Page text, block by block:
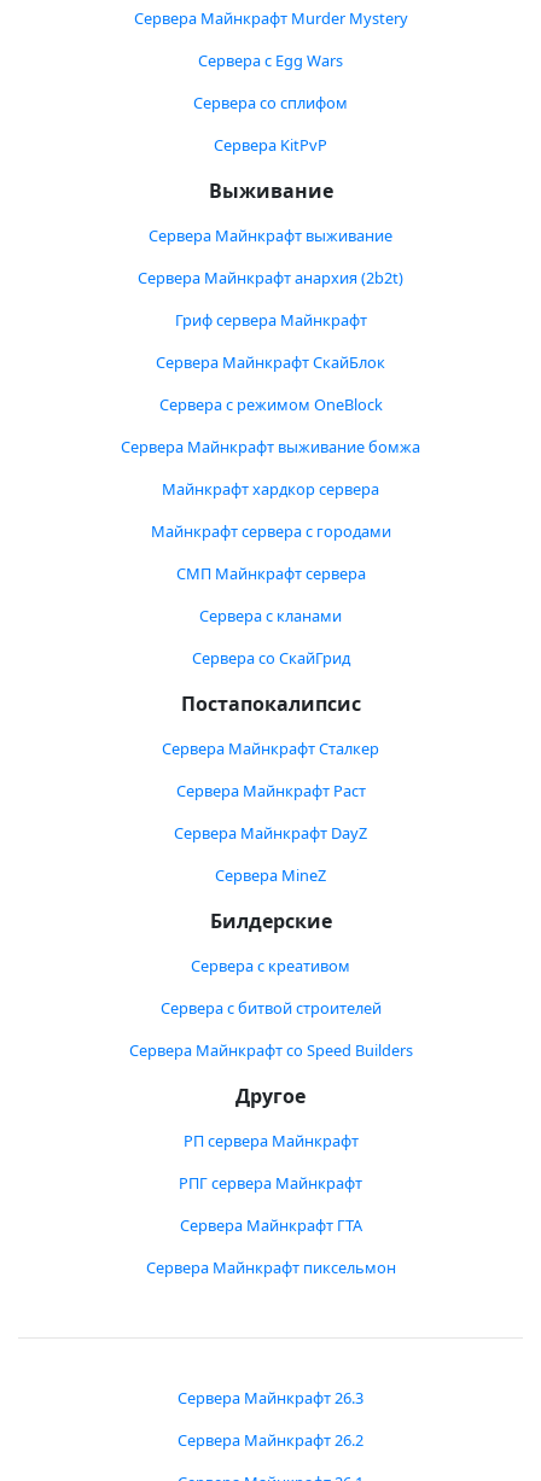
Сервера Майнкрафт Murder Mystery
Сервера с Egg Wars
Сервера со сплифом
Сервера KitPvP
Выживание
Сервера Майнкрафт выживание
Сервера Майнкрафт анархия (2b2t)
Гриф сервера Майнкрафт
Сервера Майнкрафт СкайБлок
Сервера с режимом OneBlock
Сервера Майнкрафт выживание бомжа
Майнкрафт хардкор сервера
Майнкрафт сервера с городами
СМП Майнкрафт сервера
Сервера с кланами
Сервера со СкайГрид
Постапокалипсис
Сервера Майнкрафт Сталкер
Сервера Майнкрафт Раст
Сервера Майнкрафт DayZ
Сервера MineZ
Билдерские
Сервера с креативом
Сервера с битвой строителей
Сервера Майнкрафт со Speed Builders
Другое
РП сервера Майнкрафт
РПГ сервера Майнкрафт
Сервера Майнкрафт ГТА
Сервера Майнкрафт пиксельмон
Сервера Майнкрафт 26.3
Сервера Майнкрафт 26.2